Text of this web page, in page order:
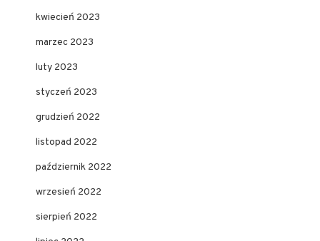
kwiecień 2023
marzec 2023
luty 2023
styczeń 2023
grudzień 2022
listopad 2022
październik 2022
wrzesień 2022
sierpień 2022